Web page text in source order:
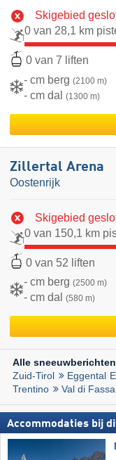
Skigebied
0 van 28,1 km
0 van 7 liften
- cm berg (2100 m)
- cm dal (1300 m)
Zillertal Arena
Oostenrijk
Skigebied
0 van 150,1 km
0 van 52 liften
- cm berg (2500 m)
- cm dal (580 m)
Alle
Zuid-Tirol
Eggental
Trentino
Val di
Accommodaties bij